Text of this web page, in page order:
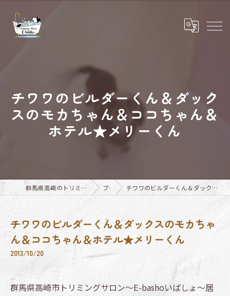
チワワのビルダーくん＆ダック
スのモカちゃん＆ココちゃん＆
ホテル★メリーくん
群馬県高崎のトリミングならTrimming Salon E-basho ブログ チワワのビルダーくん＆ダックスのモカちゃん＆ココちゃん＆ホテル★メリーくん
チワワのビルダーくん＆ダックスのモカちゃ
ん＆ココちゃん＆ホテル★メリーくん
2013/10/20
群馬県高崎市トリミングサロン～E-bashoいばしょ～居